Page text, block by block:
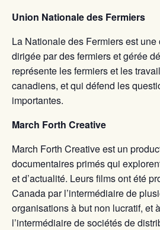
Union Nationale des Fermiers
La Nationale des Fermiers est
dirigée par des fermiers et gérée
représente les fermiers et les
canadiens, et qui défend les
importantes.
March Forth Creative
March Forth Creative est un
documentaires primés qui
et d’actualité. Leurs films ont été
Canada par l’intermédiaire de
organisations à but non lucratif, et
l’intermédiaire de sociétés de